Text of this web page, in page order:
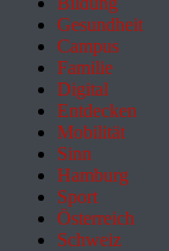
Gesundheit
Campus
Familie
Digital
Entdecken
Mobilität
Sinn
Hamburg
Sport
Österreich
Schweiz